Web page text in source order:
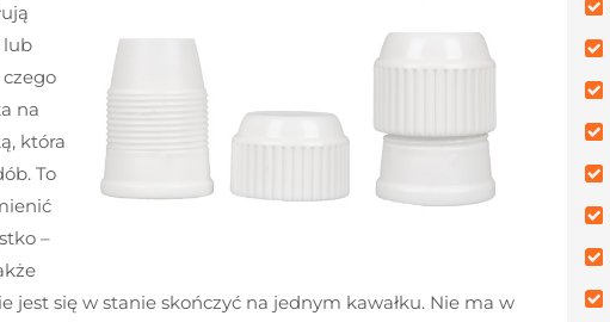
lub
na
która
To
–
jest się w stanie skończyć na jednym kawałku. Nie ma w